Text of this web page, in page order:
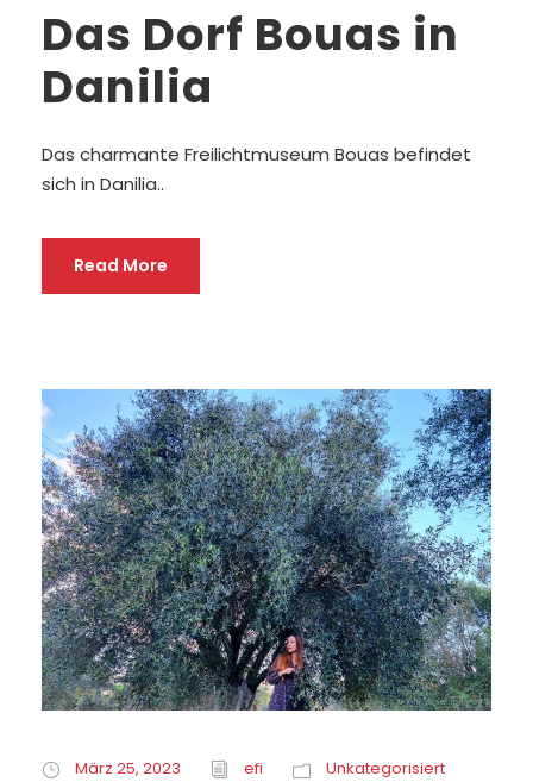
Das Dorf Bouas in
Danilia
Das charmante Freilichtmuseum Bouas befindet
sich in Danilia..
Read More
März 25, 2023 efi Unkategorisiert